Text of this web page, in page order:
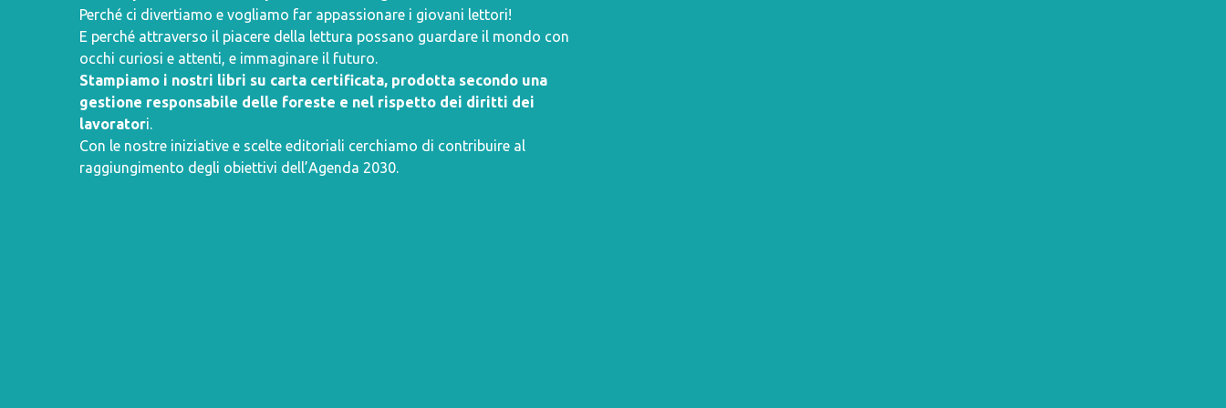
Perché ci divertiamo e vogliamo far appassionare i giovani lettori!
E perché attraverso il piacere della lettura possano guardare il mondo con
occhi curiosi e attenti, e immaginare il futuro.
Stampiamo i nostri libri su carta certificata, prodotta secondo una
gestione responsabile delle foreste e nel rispetto dei diritti dei
lavoratori.
Con le nostre iniziative e scelte editoriali cerchiamo di contribuire al
raggiungimento degli obiettivi dell’Agenda 2030.